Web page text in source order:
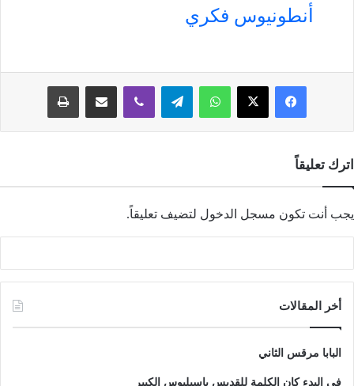
أنطونيوس فكري
فيسبوك‫X واتسابتيلقرامڤايبر مشاركة عبر البريد طباعة
اترك تعليقاً
يجب أنت تكون مسجل الدخول لتضيف تعليقاً.
أخر المقالات
البابا مرقس الثاني
في البدء كان الكلمة للقديس باسيليوس الكبير